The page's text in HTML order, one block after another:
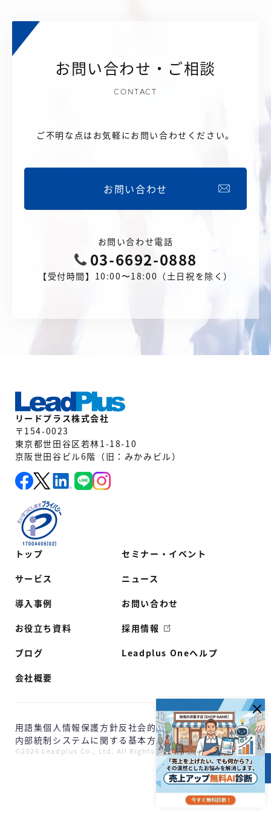
目次
お問い合わせ・ご相談
CONTACT
ご不明な点はお気軽にお問い合わせください。
お問い合わせ
お問い合わせ電話
03-6692-0888
【受付時間】10:00〜18:00（土日祝を除く）
トップ
サービス
導入事例
お役立ち資料
ブログ
会社概要
セミナー・イベント
ニュース
お問い合わせ
採用情報
Leadplus Oneヘルプ
リードプラス株式会社
〒154-0023
東京都世田谷区若林1-18-10
京阪世田谷ビル6階（旧：みかみビル）
©2026 Leadplus Co., Ltd. All Rights Reserved.
用語集個人情報保護方針反社会的勢力に対する基本方針
内部統制システムに関する基本方針